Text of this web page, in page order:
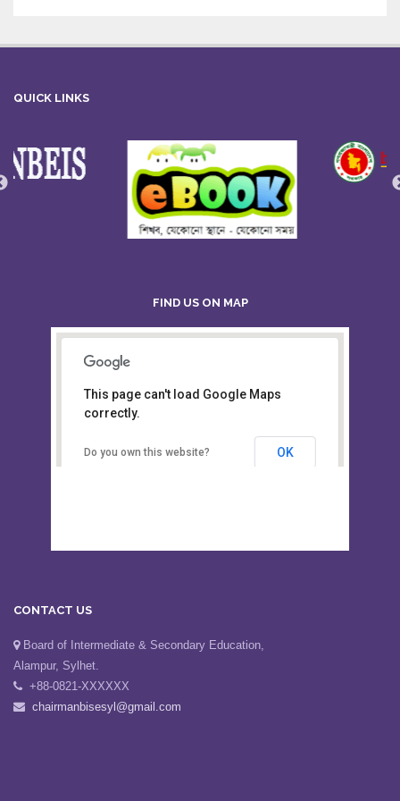
QUICK LINKS
Board of Intermediate &
This page can't load Google Maps
Board of Intermediate & Secondary Education,
Alampur, Sylhet.
+88-0821-XXXXXX